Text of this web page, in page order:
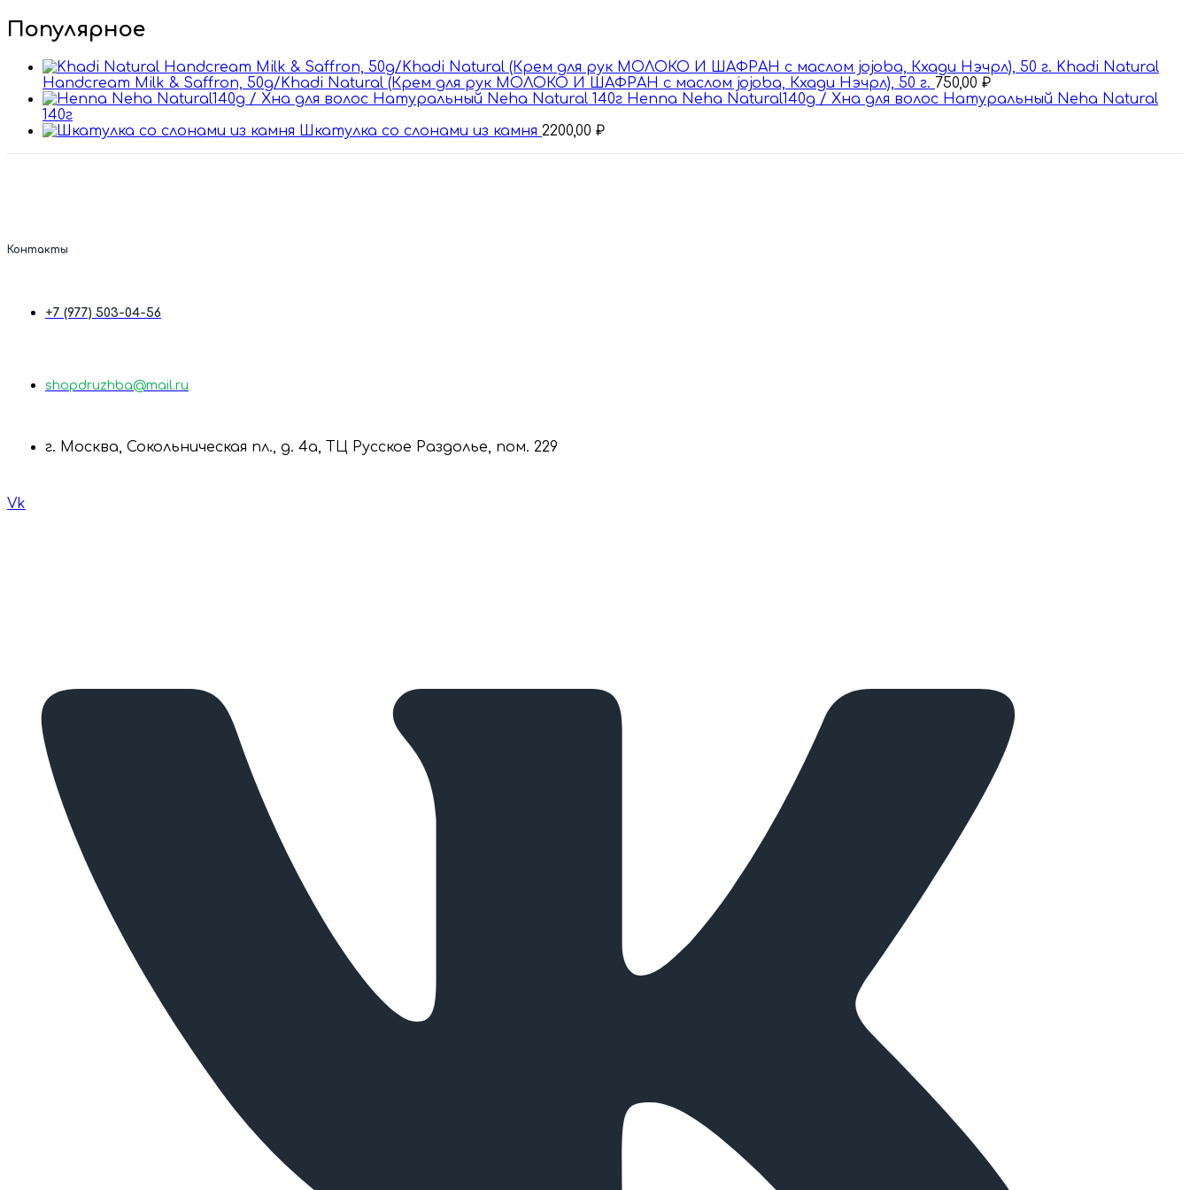
Популярное
Khadi Natural
Handcream Milk & Saffron, 50g/Khadi Natural (Крем для рук МОЛОКО И ШАФРАН с маслом jojoba, Кхади Нэчрл), 50 г. 750,00 ₽
Henna Neha Natural140g / Хна для волос Натуральный Nehа Natural
140г
Шкатулка со слонами из камня 2200,00 ₽
Контакты
+7 (977) 503-04-56
shopdruzhba@mail.ru
г. Москва, Сокольническая пл., д. 4а, ТЦ Русское Раздолье, пом. 229
Vk